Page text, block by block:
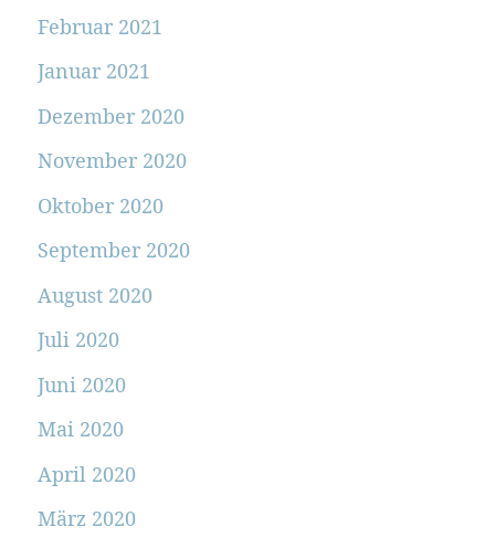
Februar 2021
Januar 2021
Dezember 2020
November 2020
Oktober 2020
September 2020
August 2020
Juli 2020
Juni 2020
Mai 2020
April 2020
März 2020